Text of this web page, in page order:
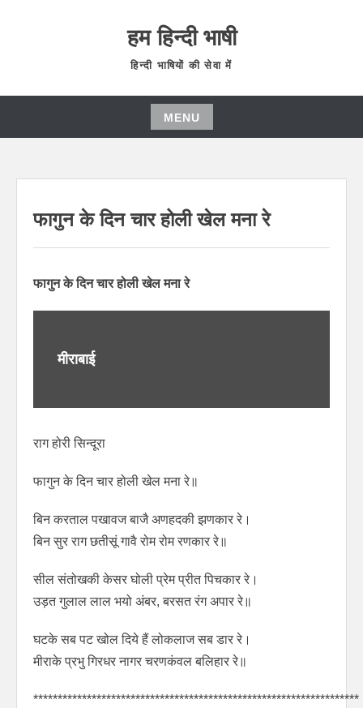
हम हिन्दी भाषी
हिन्दी भाषियों की सेवा में
MENU
फागुन के दिन चार होली खेल मना रे
फागुन के दिन चार होली खेल मना रे
मीराबाई
राग होरी सिन्दूरा
फागुन के दिन चार होली खेल मना रे॥
बिन करताल पखावज बाजै अणहदकी झणकार रे।
बिन सुर राग छतीसूं गावै रोम रोम रणकार रे॥
सील संतोखकी केसर घोली प्रेम प्रीत पिचकार रे।
उड़त गुलाल लाल भयो अंबर, बरसत रंग अपार रे॥
घटके सब पट खोल दिये हैं लोकलाज सब डार रे।
मीराके प्रभु गिरधर नागर चरणकंवल बलिहार रे॥
*******************************************************************